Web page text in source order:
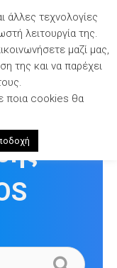
άλλες τεχνολογίες
λειτουργία της.
μαζί μας,
της και να παρέχει
ποια cookies θα